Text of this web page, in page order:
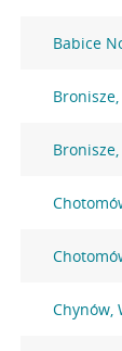
Babice
Chynów,